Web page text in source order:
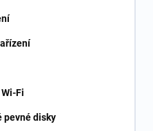
Fi
pevné disky